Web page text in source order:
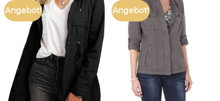
Angebot! Angebot!